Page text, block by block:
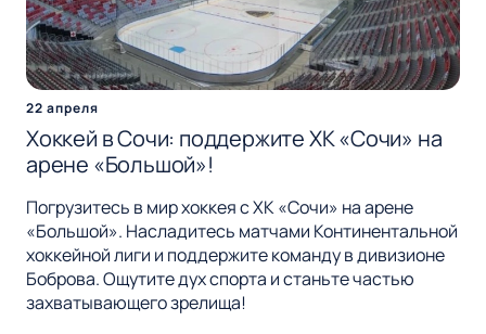
22 апреля
Хоккей в Сочи: поддержите ХК «Сочи» на
арене «Большой»!
Погрузитесь в мир хоккея с ХК «Сочи» на арене
«Большой». Насладитесь матчами Континентальной
хоккейной лиги и поддержите команду в дивизионе
Боброва. Ощутите дух спорта и станьте частью
захватывающего зрелища!